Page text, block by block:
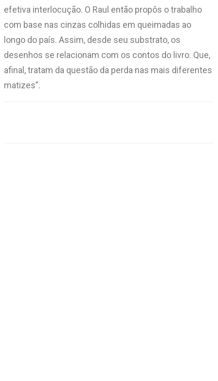
efetiva interlocução. O Raul então propôs o trabalho
com base nas cinzas colhidas em queimadas ao
longo do país. Assim, desde seu substrato, os
desenhos se relacionam com os contos do livro. Que,
afinal, tratam da questão da perda nas mais diferentes
matizes”.